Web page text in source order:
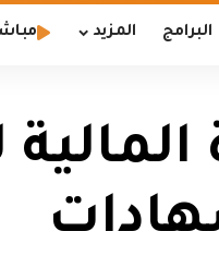
البرامج المزيد